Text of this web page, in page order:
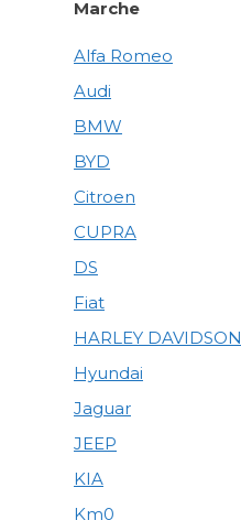
Marche
Alfa Romeo
Audi
BMW
BYD
Citroen
CUPRA
DS
Fiat
HARLEY DAVIDSON
Hyundai
Jaguar
JEEP
KIA
Km0